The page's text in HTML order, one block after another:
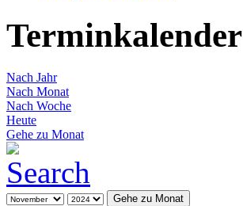
Terminkalender
Nach Jahr
Nach Monat
Nach Woche
Heute
Gehe zu Monat
Gehe zu Monat